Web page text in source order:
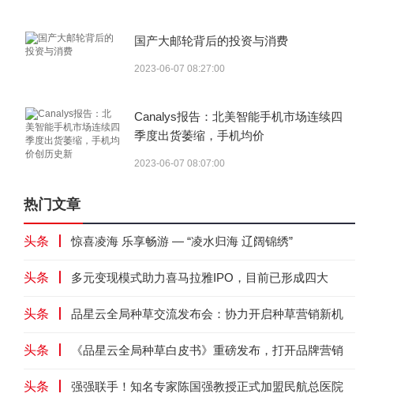
国产大邮轮背后的投资与消费
2023-06-07 08:27:00
Canalys报告：北美智能手机市场连续四
季度出货萎缩，手机均价
2023-06-07 08:07:00
热门文章
头条 惊喜凌海 乐享畅游 — “凌水归海 辽阔锦绣”
头条 多元变现模式助力喜马拉雅IPO，目前已形成四大
头条 品星云全局种草交流发布会：协力开启种草营销新机
头条 《品星云全局种草白皮书》重磅发布，打开品牌营销
头条 强强联手！知名专家陈国强教授正式加盟民航总医院